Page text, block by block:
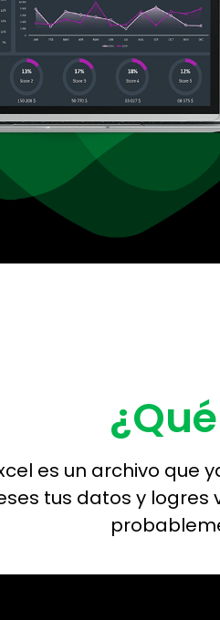
es un archivo que
tus datos y logres